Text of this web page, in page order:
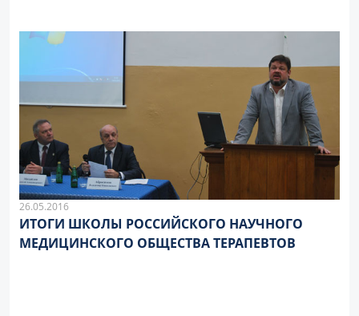
26.05.2016
ИТОГИ ШКОЛЫ РОССИЙСКОГО НАУЧНОГО
МЕДИЦИНСКОГО ОБЩЕСТВА ТЕРАПЕВТОВ